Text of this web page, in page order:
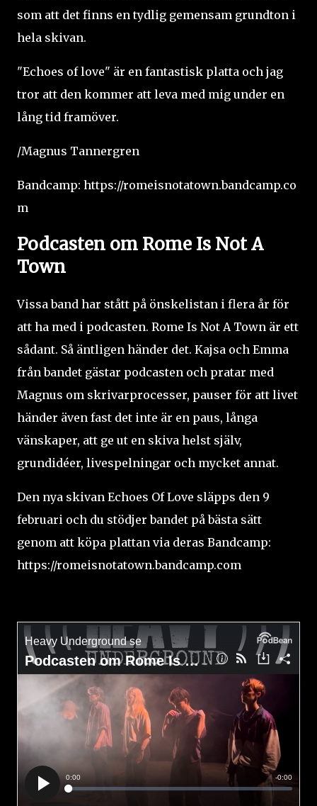
som att det finns en tydlig gemensam grundton i
hela skivan.
"Echoes of love" är en fantastisk platta och jag
tror att den kommer att leva med mig under en
lång tid framöver.
/Magnus Tannergren
Bandcamp: https://romeisnotatown.bandcamp.co
m
Podcasten om Rome Is Not A
Town
Vissa band har stått på önskelistan i flera år för
att ha med i podcasten. Rome Is Not A Town är ett
sådant. Så äntligen händer det. Kajsa och Emma
från bandet gästar podcasten och pratar med
Magnus om skrivarprocesser, pauser för att livet
händer även fast det inte är en paus, långa
vänskaper, att ge ut en skiva helst själv,
grundidéer, livespelningar och mycket annat.
Den nya skivan Echoes Of Love släpps den 9
februari och du stödjer bandet på bästa sätt
genom att köpa plattan via deras Bandcamp:
https://romeisnotatown.bandcamp.com